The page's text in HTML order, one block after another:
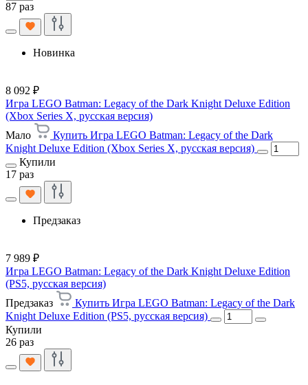
87 раз
Новинка
8 092 ₽
Игра LEGO Batman: Legacy of the Dark Knight Deluxe Edition
(Xbox Series X, русская версия)
Мало
Купить Игра LEGO Batman: Legacy of the Dark
Knight Deluxe Edition (Xbox Series X, русская версия)
Купили
17 раз
Предзаказ
7 989 ₽
Игра LEGO Batman: Legacy of the Dark Knight Deluxe Edition
(PS5, русская версия)
Предзаказ
Купить Игра LEGO Batman: Legacy of the Dark
Knight Deluxe Edition (PS5, русская версия)
Купили
26 раз